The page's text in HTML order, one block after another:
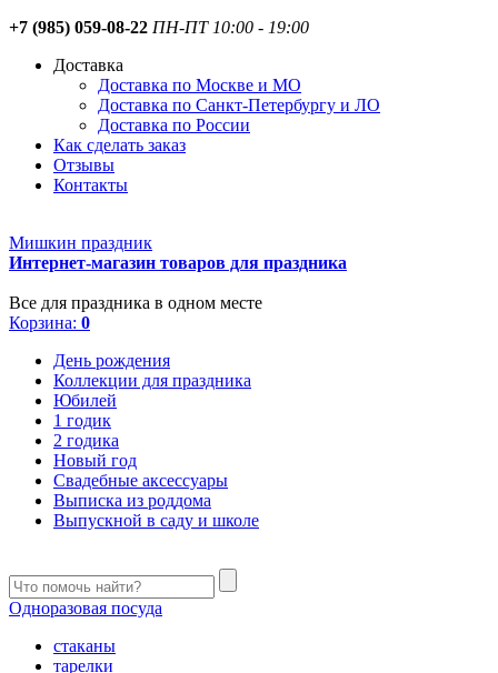
+7 (985) 059-08-22 ПН-ПТ 10:00 - 19:00
Доставка
Доставка по Москве и МО
Доставка по Санкт-Петербургу и ЛО
Доставка по России
Как сделать заказ
Отзывы
Контакты
Мишкин праздник
Интернет-магазин товаров для праздника
Все для праздника в одном месте
Корзина: 0
День рождения
Коллекции для праздника
Юбилей
1 годик
2 годика
Новый год
Свадебные аксессуары
Выписка из роддома
Выпускной в саду и школе
Одноразовая посуда
стаканы
тарелки